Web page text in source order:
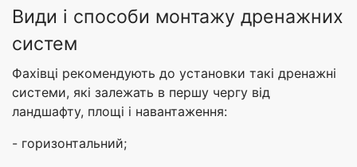
Види і способи монтажу дренажних
систем
Фахівці рекомендують до установки такі дренажні
системи, які залежать в першу чергу від
ландшафту, площі і навантаження:
- горизонтальний;